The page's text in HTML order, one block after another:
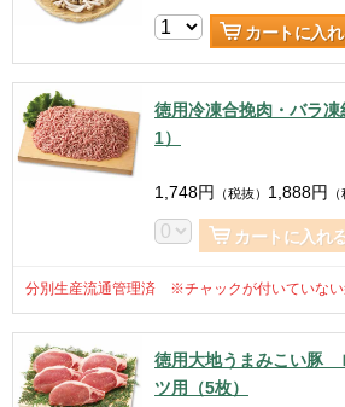
カートに入
徳用冷凍合挽肉・バラ凍
1）
1,748円 （税抜） 1,888円
カートに入れ
分別生産流通管理済 ※チャックが付いていない
徳用大地うまみこい豚
ツ用（5枚）